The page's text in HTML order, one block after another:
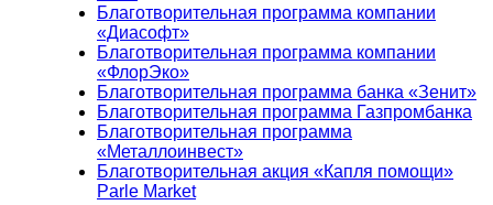
Благотворительная программа компании
«Диасофт»
Благотворительная программа компании
«ФлорЭко»
Благотворительная программа банка «Зенит»
Благотворительная программа Газпромбанка
Благотворительная программа
«Металлоинвест»
Благотворительная акция «Капля помощи»
Parle Market